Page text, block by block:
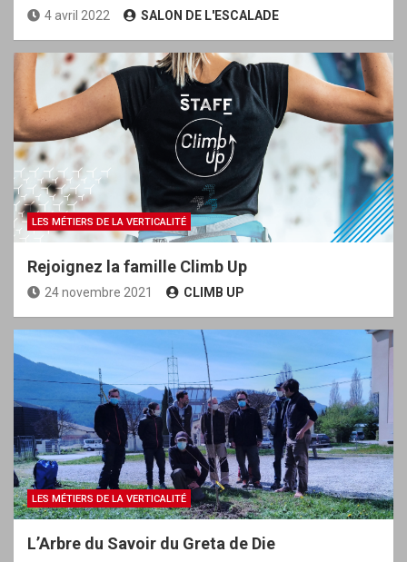
4 avril 2022 SALON DE L'ESCALADE
LES MÉTIERS DE LA VERTICALITÉ
Rejoignez la famille Climb Up
24 novembre 2021 CLIMB UP
LES MÉTIERS DE LA VERTICALITÉ
L’Arbre du Savoir du Greta de Die